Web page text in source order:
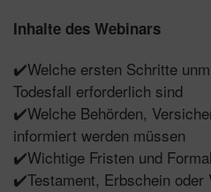
Inhalte des Webinars
✔️Welche ersten Schritte
Todesfall erforderlich sind
✔️Welche Behörden,
informiert werden müssen
✔️Wichtige Fristen und
✔️Testament, Erbschein oder